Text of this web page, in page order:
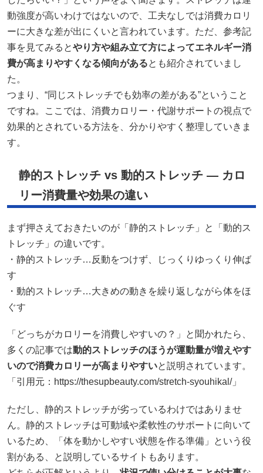
動強度が高いわけではないので、工夫なしでは消費カロリ
ーに大きな差が出にくいと言われています。ただ、参考記
事を見てみるとやり方や組み立て方によってエネルギー消
費が高まりやすくなる傾向があるとも紹介されていまし
た。
つまり、“同じストレッチでも効率の差がある”ということ
ですね。ここでは、消費カロリー・代謝サポートの視点で
効果的とされている方法を、分かりやすく整理していきま
す。
静的ストレッチ vs 動的ストレッチ — カロ
リー消費量や効果の違い
まず押さえておきたいのが「静的ストレッチ」と「動的ス
トレッチ」の違いです。
・静的ストレッチ…反動をつけず、じっくりゆっくり伸ば
す
・動的ストレッチ…大きめの動きを繰り返しながら体をほ
ぐす
「どっちがカロリーを消費しやすいの？」と聞かれたら、
多くの記事では動的ストレッチのほうが運動量が増えやす
いので消費カロリーが高まりやすいと説明されています。
「引用元：https://thesupbeauty.com/stretch-syouhikal/」
ただし、静的ストレッチが劣っているわけではありませ
ん。静的ストレッチは可動域や柔軟性のサポートに向いて
いるため、「体を動かしやすい状態を作る準備」という役
割がある、と説明しているサイトもあります。